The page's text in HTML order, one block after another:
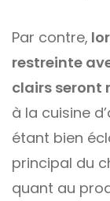
Par contre,
restreinte
clairs seront
à la cuisine
étant bien
principal du
quant au